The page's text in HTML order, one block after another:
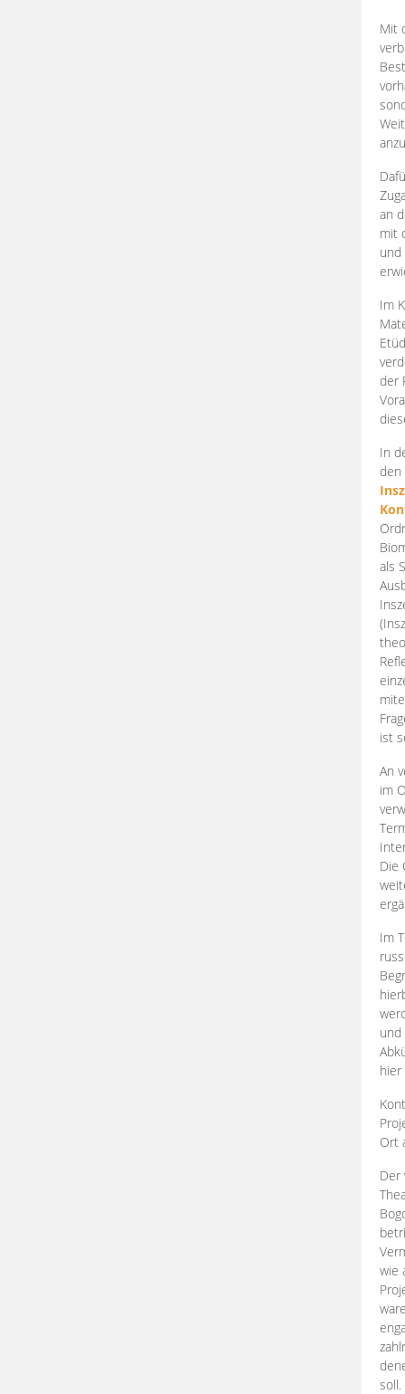
Mit
an
mit
und
Im
der
In
den
als
ist
An
im
Die
Im
und
Ort
Der
wie
zahlr
soll.